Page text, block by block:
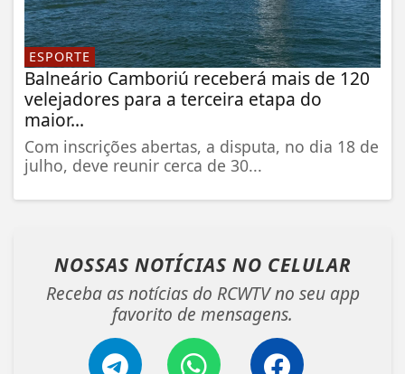
ESPORTE
Balneário Camboriú receberá mais de 120
velejadores para a terceira etapa do
maior...
Com inscrições abertas, a disputa, no dia 18 de
julho, deve reunir cerca de 30...
NOSSAS NOTÍCIAS NO CELULAR
Receba as notícias do RCWTV no seu app
favorito de mensagens.